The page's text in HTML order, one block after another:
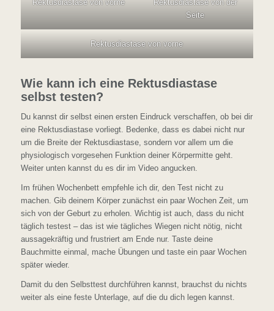
Rektusdiastase von vorne
Rektusdiastase von der
Seite
Rektusdiastase von vorne
Wie kann ich eine Rektusdiastase
selbst testen?
Du kannst dir selbst einen ersten Eindruck verschaffen, ob bei dir
eine Rektusdiastase vorliegt. Bedenke, dass es dabei nicht nur
um die Breite der Rektusdiastase, sondern vor allem um die
physiologisch vorgesehen Funktion deiner Körpermitte geht.
Weiter unten kannst du es dir im Video angucken.
Im frühen Wochenbett empfehle ich dir, den Test nicht zu
machen. Gib deinem Körper zunächst ein paar Wochen Zeit, um
sich von der Geburt zu erholen. Wichtig ist auch, dass du nicht
täglich testest – das ist wie tägliches Wiegen nicht nötig, nicht
aussagekräftig und frustriert am Ende nur. Taste deine
Bauchmitte einmal, mache Übungen und taste ein paar Wochen
später wieder.
Damit du den Selbsttest durchführen kannst, brauchst du nichts
weiter als eine feste Unterlage, auf die du dich legen kannst.